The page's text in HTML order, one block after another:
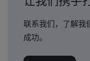
联系我们，了解我
成功。